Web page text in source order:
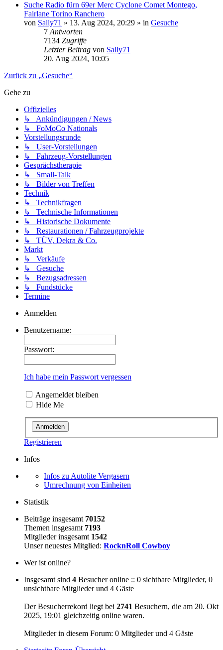
Suche Radio fürn 69er Merc Cyclone Comet Montego,
Fairlane Torino Ranchero
von Sally71 » 13. Aug 2024, 20:29 » in Gesuche
7 Antworten
7134 Zugriffe
Letzter Beitrag von Sally71
20. Aug 2024, 10:05
Zurück zu „Gesuche“
Gehe zu
Offizielles
↳ Ankündigungen / News
↳ FoMoCo Nationals
Vorstellungsrunde
↳ User-Vorstellungen
↳ Fahrzeug-Vorstellungen
Gesprächstherapie
↳ Small-Talk
↳ Bilder von Treffen
Technik
↳ Technikfragen
↳ Technische Informationen
↳ Historische Dokumente
↳ Restaurationen / Fahrzeugprojekte
↳ TÜV, Dekra & Co.
Markt
↳ Verkäufe
↳ Gesuche
↳ Bezugsadressen
↳ Fundstücke
Termine
Anmelden
Benutzername:
Passwort:
Ich habe mein Passwort vergessen
Angemeldet bleiben
Hide Me
Registrieren
Infos
Infos zu Autolite Vergasern
Umrechnung von Einheiten
Statistik
Beiträge insgesamt 70152
Themen insgesamt 7193
Mitglieder insgesamt 1542
Unser neuestes Mitglied: RocknRoll Cowboy
Wer ist online?
Insgesamt sind 4 Besucher online :: 0 sichtbare Mitglieder, 0
unsichtbare Mitglieder und 4 Gäste
Der Besucherrekord liegt bei 2741 Besuchern, die am 20. Okt
2025, 19:01 gleichzeitig online waren.
Mitglieder in diesem Forum: 0 Mitglieder und 4 Gäste